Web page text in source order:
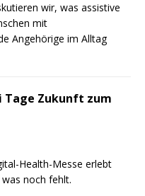
wir, was assistive
mit
Angehörige im Alltag
Tage Zukunft zum
Health-Messe erlebt
noch fehlt.